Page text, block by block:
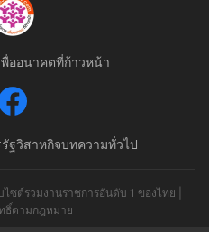
ออนาคตที่ก้าวหน้า
รัฐวิสาหกิจบทความทั่วไป
ซต์รวมงานราชการอันดับ 1 ของไทย |
ธิ์ตามกฎหมาย